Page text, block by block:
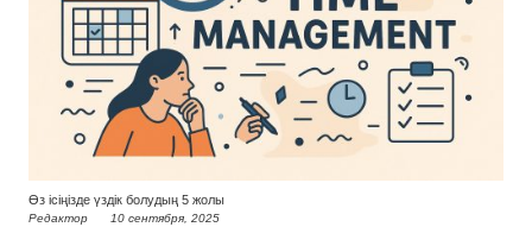
Өз ісіңізде үздік болудың 5 жолы
Редактор 10 сентября, 2025